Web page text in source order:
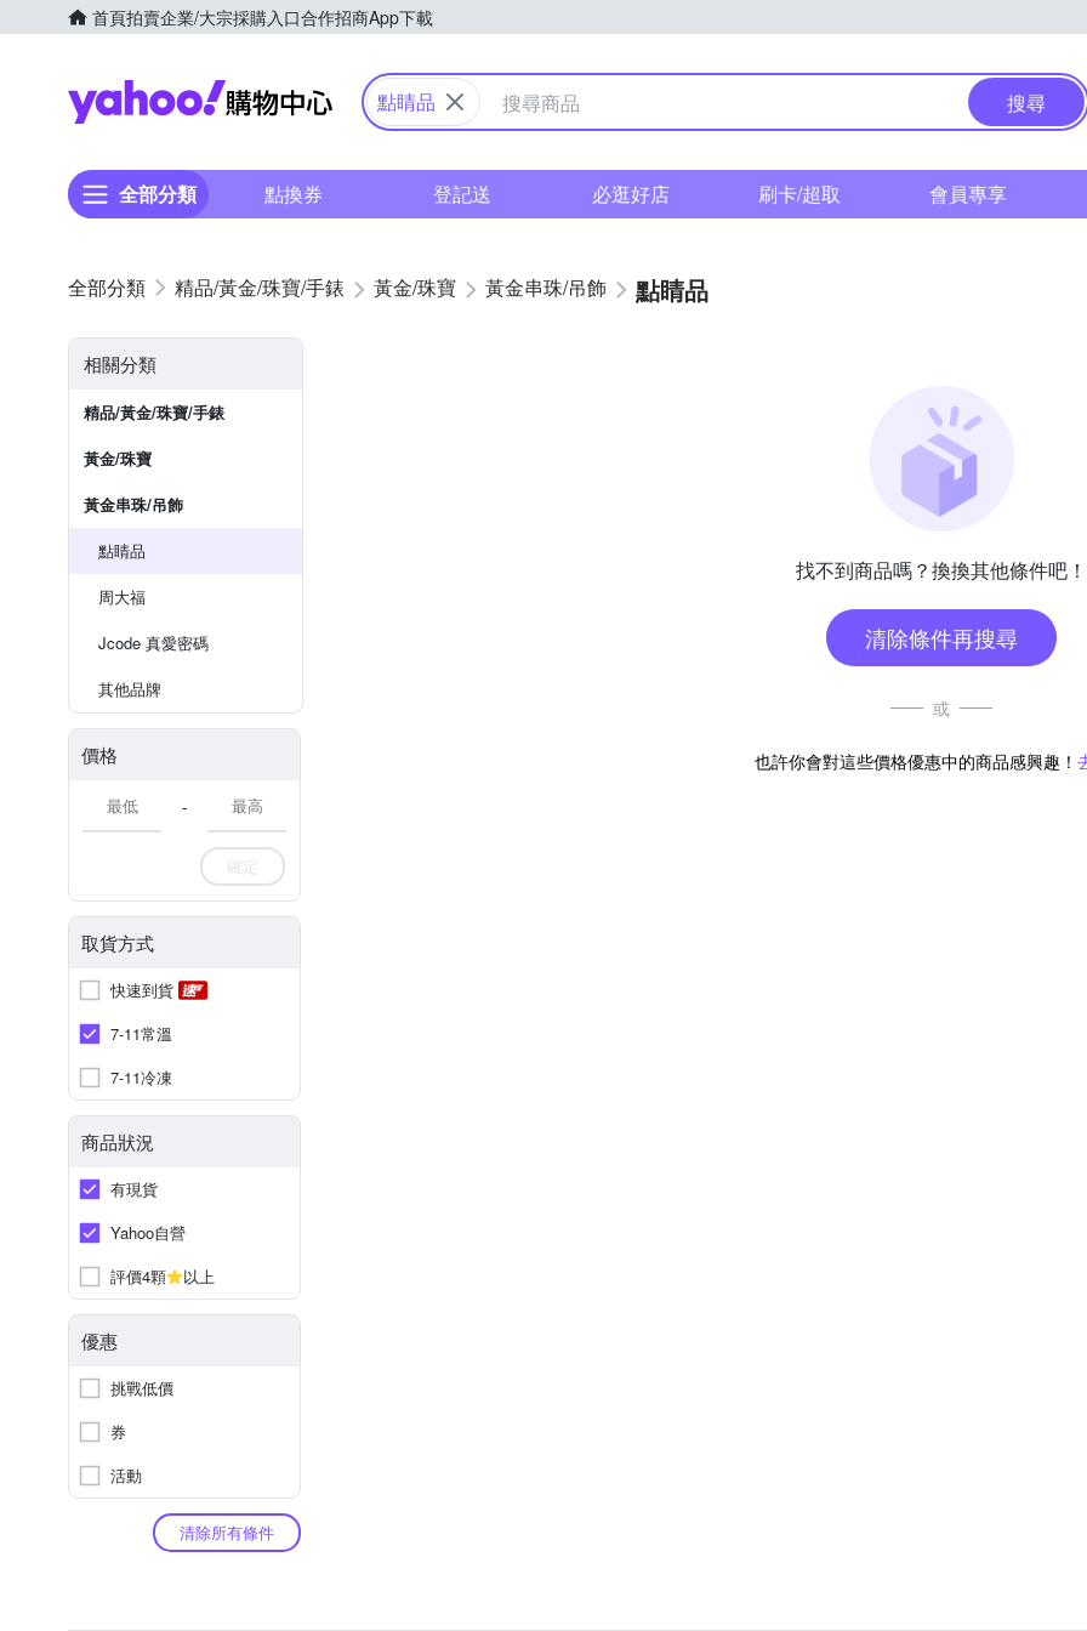
首頁拍賣企業/大宗採購入口合作招商App下載
Yahoo購物中心
點睛品 搜尋
全部分類 點換券 登記送 必逛好店 刷卡/超取 會員專享
精品/黃金/珠寶/手錶 黃金/珠寶 黃金串珠/吊飾 點睛品
相關分類
精品/黃金/珠寶/手錶
黃金/珠寶
黃金串珠/吊飾
點睛品
周大福
Jcode 真愛密碼
其他品牌
價格
-
確定
取貨方式
快速到貨
7-11常溫
7-11冷凍
商品狀況
有現貨
Yahoo自營
評價4顆
以上
優惠
挑戰低價
券
活動
清除所有條件
找不到商品嗎？換換其他條件吧！
清除條件再搜尋
或
也許你會對這些價格優惠中的商品感興趣！